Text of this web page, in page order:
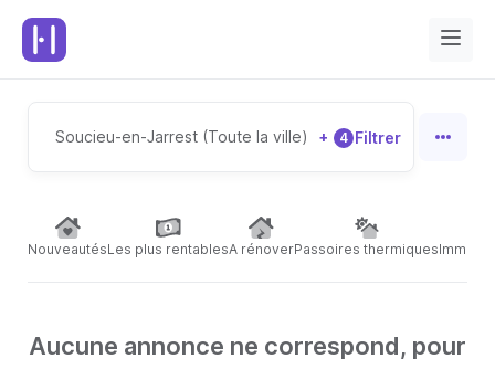
Soucieu-en-Jarrest (Toute la ville) + 4 Filtrer
NouveautésLes plus rentablesA rénoverPassoires thermiques
Aucune annonce ne correspond, pour